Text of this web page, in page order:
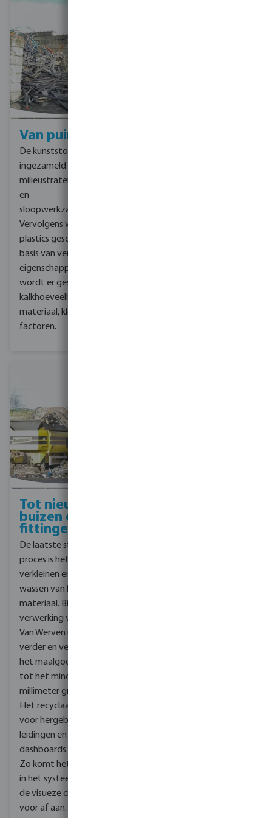
Van puin
De kunststoffen worden
ingezameld bij
milieustraten en bouw-
en
sloopwerkzaamheden.
Vervolgens worden de
plastics gescheiden op
basis van verschillende
eigenschappen. Zo
wordt er gesorteerd op
kalkhoeveelheid,
materiaal, kleur en andere
factoren.
Tot nieuwe
buizen en
fittingen
De laatste stap in het
proces is het verder
verkleinen en nogmaals
wassen van het
materiaal. Bij de
verwerking van PVC gaat
Van Werven nog een stap
verder en verkleinen ze
het maalgoed nog verder
tot het minder dan een
millimeter groot is.
Het recyclaat is geschikt
voor hergebruik in
leidingen en bijvoorbeeld
dashboards van auto's.
Zo komt het weer terug
in het systeem en begint
de visueze cirkel weer van
voor af aan.